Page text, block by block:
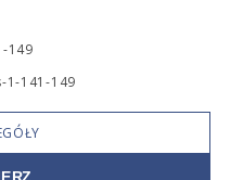
149
1-141-149